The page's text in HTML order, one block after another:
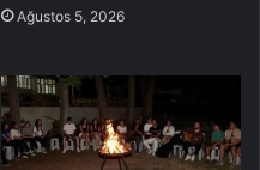
Ağustos 5, 2026